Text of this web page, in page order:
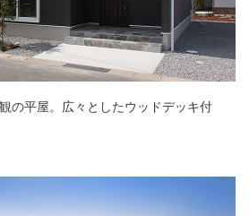
の平屋。広々としたウッドデッキ付